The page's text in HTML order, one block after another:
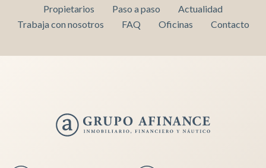
Propietarios Paso a paso
Actualidad
Trabaja con nosotros
FAQ Oficinas Contacto